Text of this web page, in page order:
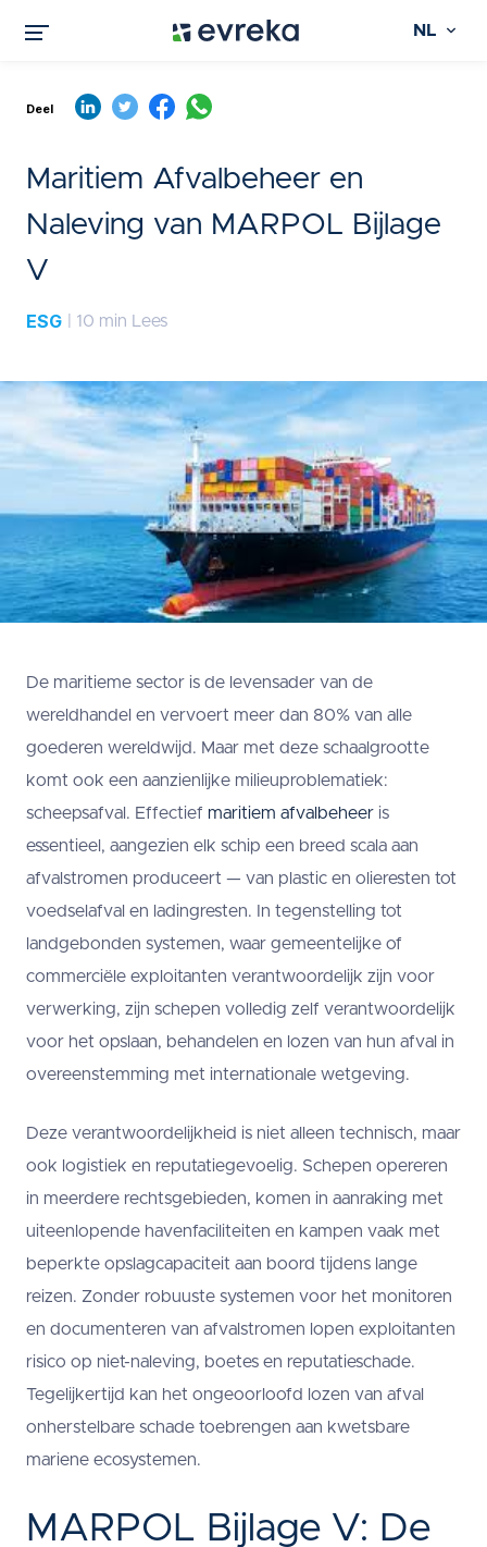
NL
Deel
Maritiem Afvalbeheer en
Naleving van MARPOL Bijlage
V
ESG | 10 min Lees
De maritieme sector is de levensader van de
wereldhandel en vervoert meer dan 80% van alle
goederen wereldwijd. Maar met deze schaalgrootte
komt ook een aanzienlijke milieuproblematiek:
scheepsafval. Effectief maritiem afvalbeheer is
essentieel, aangezien elk schip een breed scala aan
afvalstromen produceert — van plastic en olieresten tot
voedselafval en ladingresten. In tegenstelling tot
landgebonden systemen, waar gemeentelijke of
commerciële exploitanten verantwoordelijk zijn voor
verwerking, zijn schepen volledig zelf verantwoordelijk
voor het opslaan, behandelen en lozen van hun afval in
overeenstemming met internationale wetgeving.
Deze verantwoordelijkheid is niet alleen technisch, maar
ook logistiek en reputatiegevoelig. Schepen opereren
in meerdere rechtsgebieden, komen in aanraking met
uiteenlopende havenfaciliteiten en kampen vaak met
beperkte opslagcapaciteit aan boord tijdens lange
reizen. Zonder robuuste systemen voor het monitoren
en documenteren van afvalstromen lopen exploitanten
risico op niet-naleving, boetes en reputatieschade.
Tegelijkertijd kan het ongeoorloofd lozen van afval
onherstelbare schade toebrengen aan kwetsbare
mariene ecosystemen.
MARPOL Bijlage V: De